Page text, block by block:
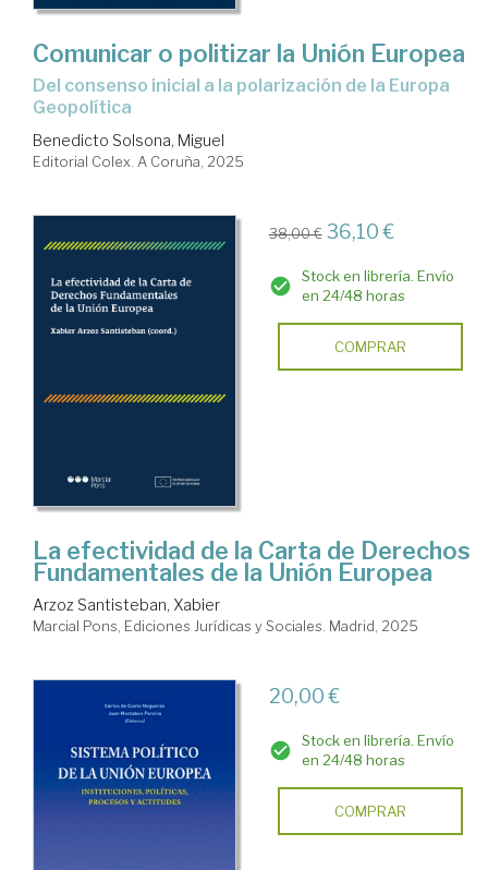
Comunicar o politizar la Unión Europea
Del consenso inicial a la polarización de la Europa
Geopolítica
Benedicto Solsona, Miguel
Editorial Colex. A Coruña, 2025
38,00 € 36,10 €
Stock en librería. Envío
en 24/48 horas
COMPRAR
La efectividad de la Carta de Derechos
Fundamentales de la Unión Europea
Arzoz Santisteban, Xabier
Marcial Pons, Ediciones Jurídicas y Sociales. Madrid, 2025
20,00 €
Stock en librería. Envío
en 24/48 horas
COMPRAR